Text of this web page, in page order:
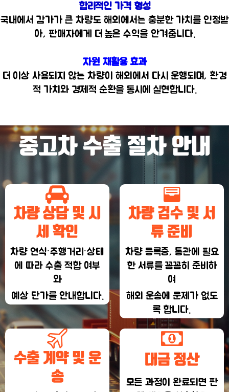
합리적인 가격 형성
국내에서 감가가 큰 차량도 해외에서는 충분한 가치를 인정받
아, 판매자에게 더 높은 수익을 안겨줍니다.
자원 재활용 효과
더 이상 사용되지 않는 차량이 해외에서 다시 운행되며, 환경
적 가치와 경제적 순환을 동시에 실현합니다.
중고차 수출 절차 안내
차량 상담 및 시
세 확인
차량 연식·주행거리·상태
에 따라 수출 적합 여부
와
예상 단가를 안내합니다.
차량 검수 및 서
류 준비
차량 등록증, 통관에 필요
한 서류를 꼼꼼히 준비하
여
해외 운송에 문제가 없도
록 합니다.
수출 계약 및 운
송
대금 정산
모든 과정이 완료되면 판